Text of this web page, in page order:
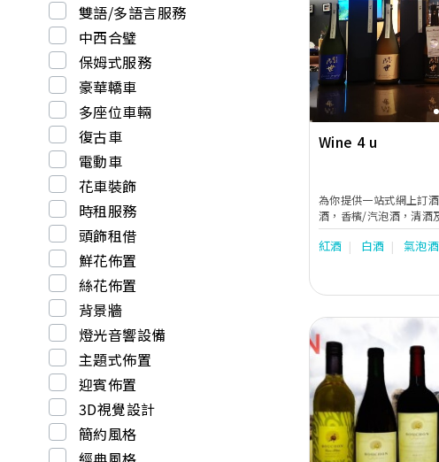
雙語/多語言服務
中西合璧
保姆式服務
豪華轎車
多座位車輛
復古車
電動車
花車裝飾
時租服務
頭飾租借
鮮花佈置
絲花佈置
背景牆
燈光音響設備
主題式佈置
迎賓佈置
3D視覺設計
簡約風格
Previous
Wine 4 u
為你提供一站式網上訂
酒，香檳/汽泡酒，清酒
種類繁多，同時支援各
務，送貨方便快捷.
紅酒 白酒 氣泡酒
Previous